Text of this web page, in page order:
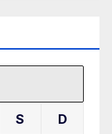
S D